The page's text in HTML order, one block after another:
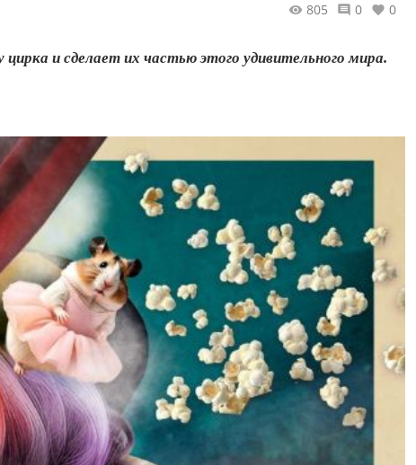
805 0 0
и сделает их частью этого удивительного мира.